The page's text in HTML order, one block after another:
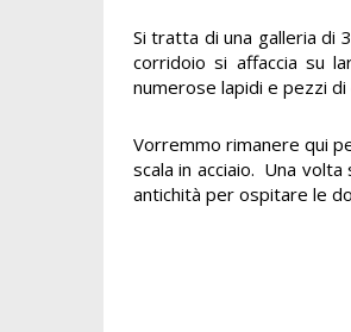
Si tratta di una galleria di
corridoio si affaccia su
numerose lapidi e pezzi
Vorremmo rimanere qui
scala in acciaio. Una
antichità per ospitare le